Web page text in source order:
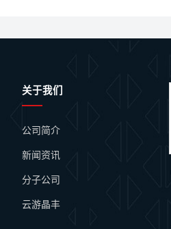
关于我们
公司简介
新闻资讯
分子公司
云游晶丰